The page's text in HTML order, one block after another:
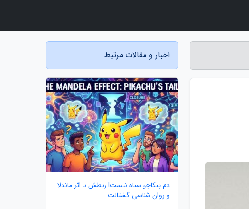
اخبار و مقالات مرتبط
دم پیکاچو سیاه نیست! ربطش با اثر ماندلا
و روان شناسی گشتالت